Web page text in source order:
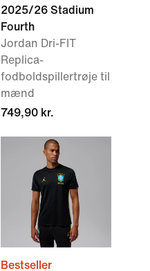
2025/26 Stadium
Fourth
Jordan Dri-FIT
Replica-
fodboldspillertrøje til
mænd
749,90 kr.
Bestseller